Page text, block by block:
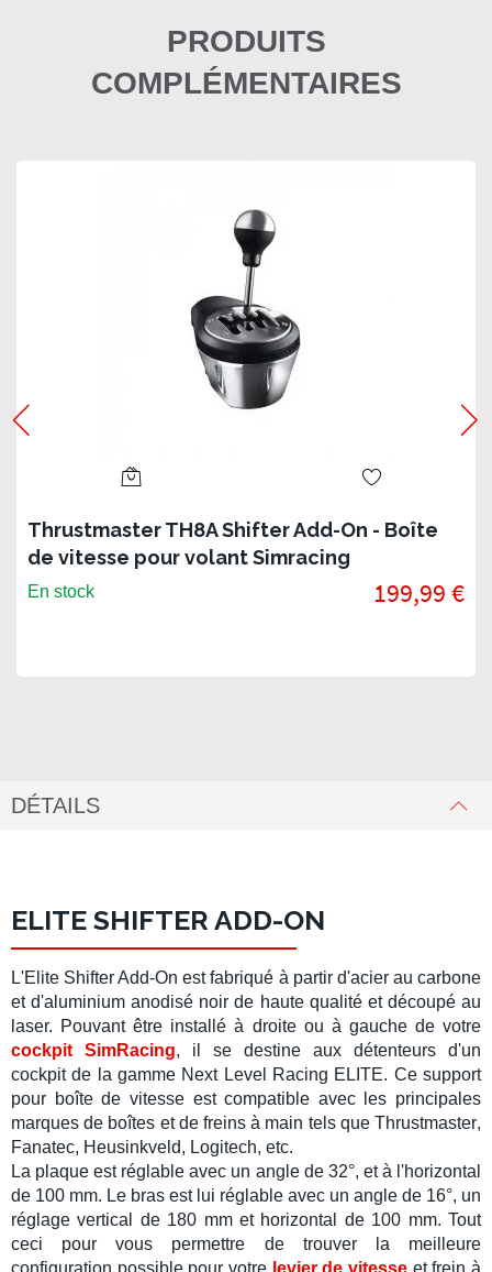
PRODUITS
COMPLÉMENTAIRES
Thrustmaster TH8A Shifter Add-On - Boîte
de vitesse pour volant Simracing
En stock 199,99 €
DÉTAILS
ELITE SHIFTER ADD-ON
L'Elite Shifter Add-On est fabriqué à partir d'acier au carbone
et d'aluminium anodisé noir de haute qualité et découpé au
laser. Pouvant être installé à droite ou à gauche de votre
cockpit SimRacing, il se destine aux détenteurs d'un
cockpit de la gamme Next Level Racing ELITE. Cesupport
pour boîte de vitesseest compatible avec les principales
marques de boîtes et defreins à main tels queThrustmaster,
Fanatec, Heusinkveld, Logitech, etc.
La plaque est réglable avec un angle de 32°, et à l'horizontal
de 100 mm. Le bras est lui réglable avec un angle de 16°, un
réglage vertical de 180 mm et horizontal de 100 mm. Tout
ceci pour vous permettre de trouver la meilleure
configuration possible pour votre levier de vitesse etfrein à